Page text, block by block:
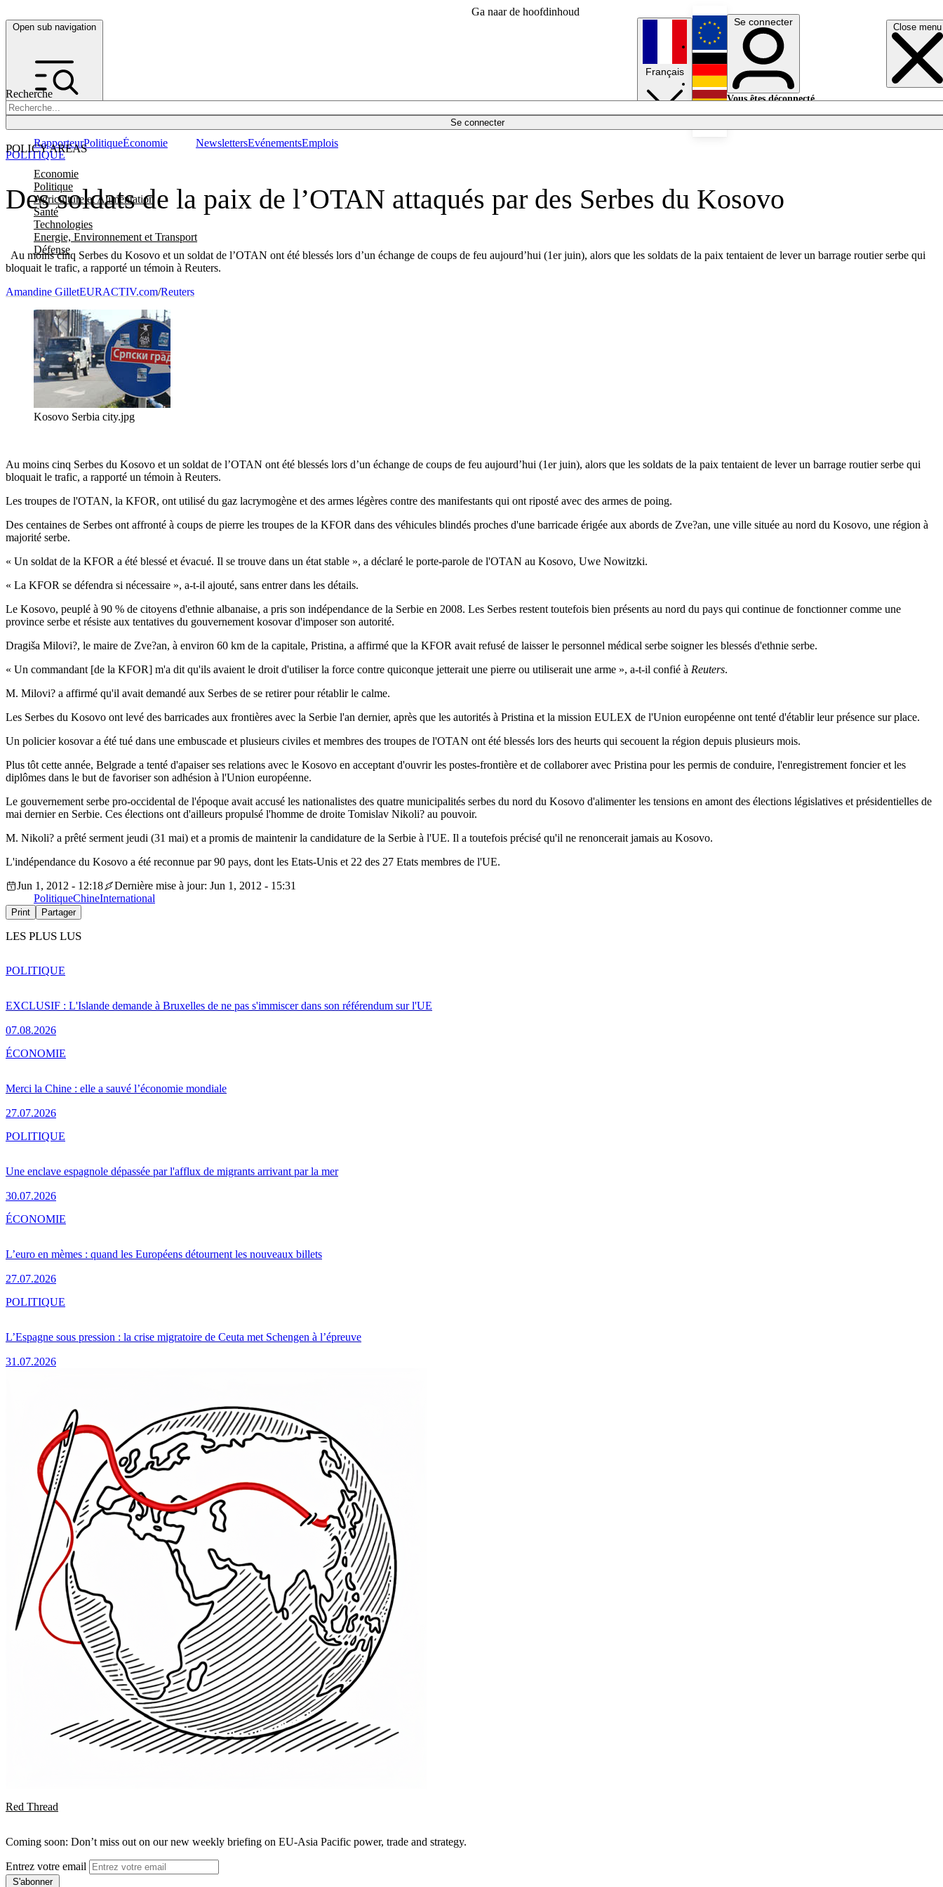
Ga naar de hoofdinhoud
Open sub navigation Close menu
Recherche
Se connecter
POLICY AREAS
Economie
Politique
Agriculture et Alimentation
Santé
Technologies
Energie, Environnement et Transport
Défense
RapporteurPolitiqueÉconomie NewslettersEvénementsEmplois
Français
English
Deutsch
Se connecter
Vous êtes déconnecté.
Des soldats de la paix de l’OTAN attaqués par des Serbes du Kosovo
Au moins cinq Serbes du Kosovo et un soldat de l’OTAN ont été blessés lors d’un échange de coups de feu aujourd’hui (1er juin), alors que les soldats de la paix tentaient de lever un barrage routier serbe qui
bloquait le trafic, a rapporté un témoin à Reuters.
POLITIQUE
Amandine GilletEURACTIV.com/Reuters
Kosovo Serbia city.jpg
Au moins cinq Serbes du Kosovo et un soldat de l’OTAN ont été blessés lors d’un échange de coups de feu aujourd’hui (1er juin), alors que les soldats de la paix tentaient de lever un barrage routier serbe qui
bloquait le trafic, a rapporté un témoin à Reuters.
Les troupes de l'OTAN, la KFOR, ont utilisé du gaz lacrymogène et des armes légères contre des manifestants qui ont riposté avec des armes de poing.
Des centaines de Serbes ont affronté à coups de pierre les troupes de la KFOR dans des véhicules blindés proches d'une barricade érigée aux abords de Zve?an, une ville située au nord du Kosovo, une région à
majorité serbe.
« Un soldat de la KFOR a été blessé et évacué. Il se trouve dans un état stable », a déclaré le porte-parole de l'OTAN au Kosovo, Uwe Nowitzki.
« La KFOR se défendra si nécessaire », a-t-il ajouté, sans entrer dans les détails.
Le Kosovo, peuplé à 90 % de citoyens d'ethnie albanaise, a pris son indépendance de la Serbie en 2008. Les Serbes restent toutefois bien présents au nord du pays qui continue de fonctionner comme une
province serbe et résiste aux tentatives du gouvernement kosovar d'imposer son autorité.
Dragiša Milovi?, le maire de Zve?an, à environ 60 km de la capitale, Pristina, a affirmé que la KFOR avait refusé de laisser le personnel médical serbe soigner les blessés d'ethnie serbe.
« Un commandant [de la KFOR] m'a dit qu'ils avaient le droit d'utiliser la force contre quiconque jetterait une pierre ou utiliserait une arme », a-t-il confié à Reuters.
M. Milovi? a affirmé qu'il avait demandé aux Serbes de se retirer pour rétablir le calme.
Les Serbes du Kosovo ont levé des barricades aux frontières avec la Serbie l'an dernier, après que les autorités à Pristina et la mission EULEX de l'Union européenne ont tenté d'établir leur présence sur place.
Un policier kosovar a été tué dans une embuscade et plusieurs civiles et membres des troupes de l'OTAN ont été blessés lors des heurts qui secouent la région depuis plusieurs mois.
Plus tôt cette année, Belgrade a tenté d'apaiser ses relations avec le Kosovo en acceptant d'ouvrir les postes-frontière et de collaborer avec Pristina pour les permis de conduire, l'enregistrement foncier et les
diplômes dans le but de favoriser son adhésion à l'Union européenne.
Le gouvernement serbe pro-occidental de l'époque avait accusé les nationalistes des quatre municipalités serbes du nord du Kosovo d'alimenter les tensions en amont des élections législatives et présidentielles de
mai dernier en Serbie. Ces élections ont d'ailleurs propulsé l'homme de droite Tomislav Nikoli? au pouvoir.
M. Nikoli? a prêté serment jeudi (31 mai) et a promis de maintenir la candidature de la Serbie à l'UE. Il a toutefois précisé qu'il ne renoncerait jamais au Kosovo.
L'indépendance du Kosovo a été reconnue par 90 pays, dont les Etats-Unis et 22 des 27 Etats membres de l'UE.
Jun 1, 2012 - 12:18
Dernière mise à jour: Jun 1, 2012 - 15:31
PolitiqueChineInternational
Print Partager
LES PLUS LUS
EXCLUSIF : L'Islande demande à Bruxelles de ne pas s'immiscer dans son référendum sur l'UE
07.08.2026
POLITIQUE
Merci la Chine : elle a sauvé l’économie mondiale
27.07.2026
ÉCONOMIE
Une enclave espagnole dépassée par l'afflux de migrants arrivant par la mer
30.07.2026
POLITIQUE
L’euro en mèmes : quand les Européens détournent les nouveaux billets
27.07.2026
ÉCONOMIE
L’Espagne sous pression : la crise migratoire de Ceuta met Schengen à l’épreuve
31.07.2026
POLITIQUE
Red Thread
Coming soon: Don’t miss out on our new weekly briefing on EU-Asia Pacific power, trade and strategy.
Entrez votre email
S'abonner